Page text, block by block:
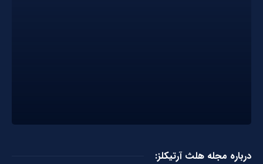
درباره مجله هلث آرتیکلز: